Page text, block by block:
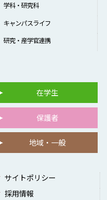
学科・研究科
キャンパスライフ
研究・産学官連携
在学生
保護者
地域・一般
サイトポリシー
採用情報